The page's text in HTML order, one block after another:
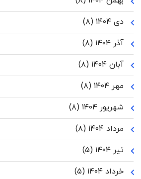
دی ۱۴۰۴
(۸)
آذر ۱۴۰۴
(۸)
آبان ۱۴۰۴
(۸)
مهر ۱۴۰۴
(۸)
شهریور ۱۴۰۴
(۸)
مرداد ۱۴۰۴
(۸)
تیر ۱۴۰۴
(۵)
خرداد ۱۴۰۴
(۵)